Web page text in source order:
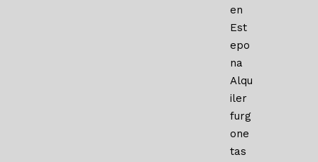
en
Est
epo
na
Alqu
iler
furg
one
tas